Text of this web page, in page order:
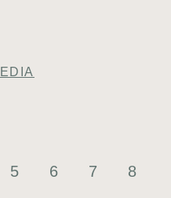
5 6 7 8